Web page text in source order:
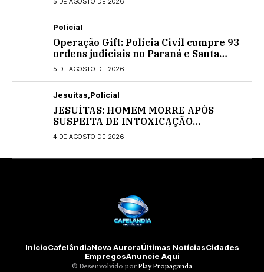
Policial
Operação Gift: Polícia Civil cumpre 93
ordens judiciais no Paraná e Santa
Catarina
5 DE AGOSTO DE 2026
Jesuitas Policial
JESUÍTAS: HOMEM MORRE APÓS
SUSPEITA DE INTOXICAÇÃO
MEDICAMENTOSA; POLÍCIA CIVIL
4 DE AGOSTO DE 2026
InícioCafelândiaNova AuroraÚltimas NotíciasCidades
EmpregosAnuncie Aqui
©️ Desenvolvido por Play Propaganda